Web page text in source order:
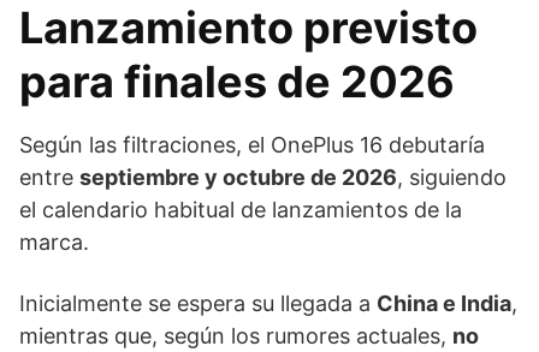
Lanzamiento previsto
para finales de 2026
Según las filtraciones, el OnePlus 16 debutaría
entre septiembre y octubre de 2026, siguiendo
el calendario habitual de lanzamientos de la
marca.
Inicialmente se espera su llegada a China e India,
mientras que, según los rumores actuales, no